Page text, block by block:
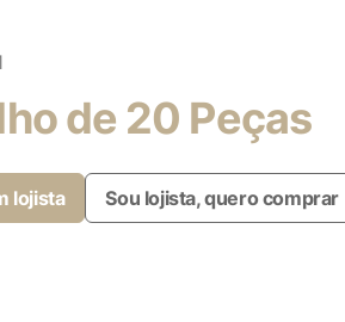
de 20 Peças
lojista Sou lojista, quero comprar